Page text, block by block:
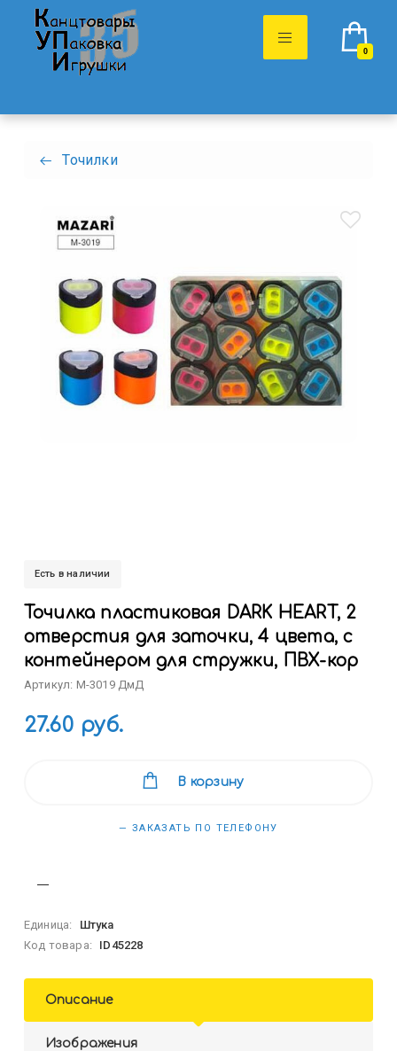
0
Точилки
Есть в наличии
Точилка пластиковая DARK HEART, 2
отверстия для заточки, 4 цвета, с
контейнером для стружки, ПВХ-кор
Артикул: M-3019 ДмД
27.60 руб.
В корзину
— ЗАКАЗАТЬ ПО ТЕЛЕФОНУ
Единица:
Штука
Код товара:
ID45228
Описание
Изображения